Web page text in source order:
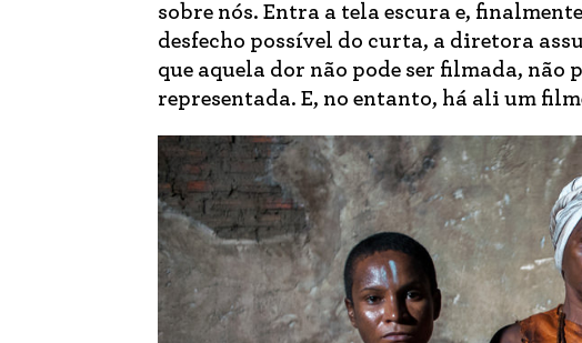
sobre nós. Entra a tela escura e,
desfecho possível do curta, a diretora
que aquela dor não pode ser filmada, não
representada. E, no entanto, há ali um